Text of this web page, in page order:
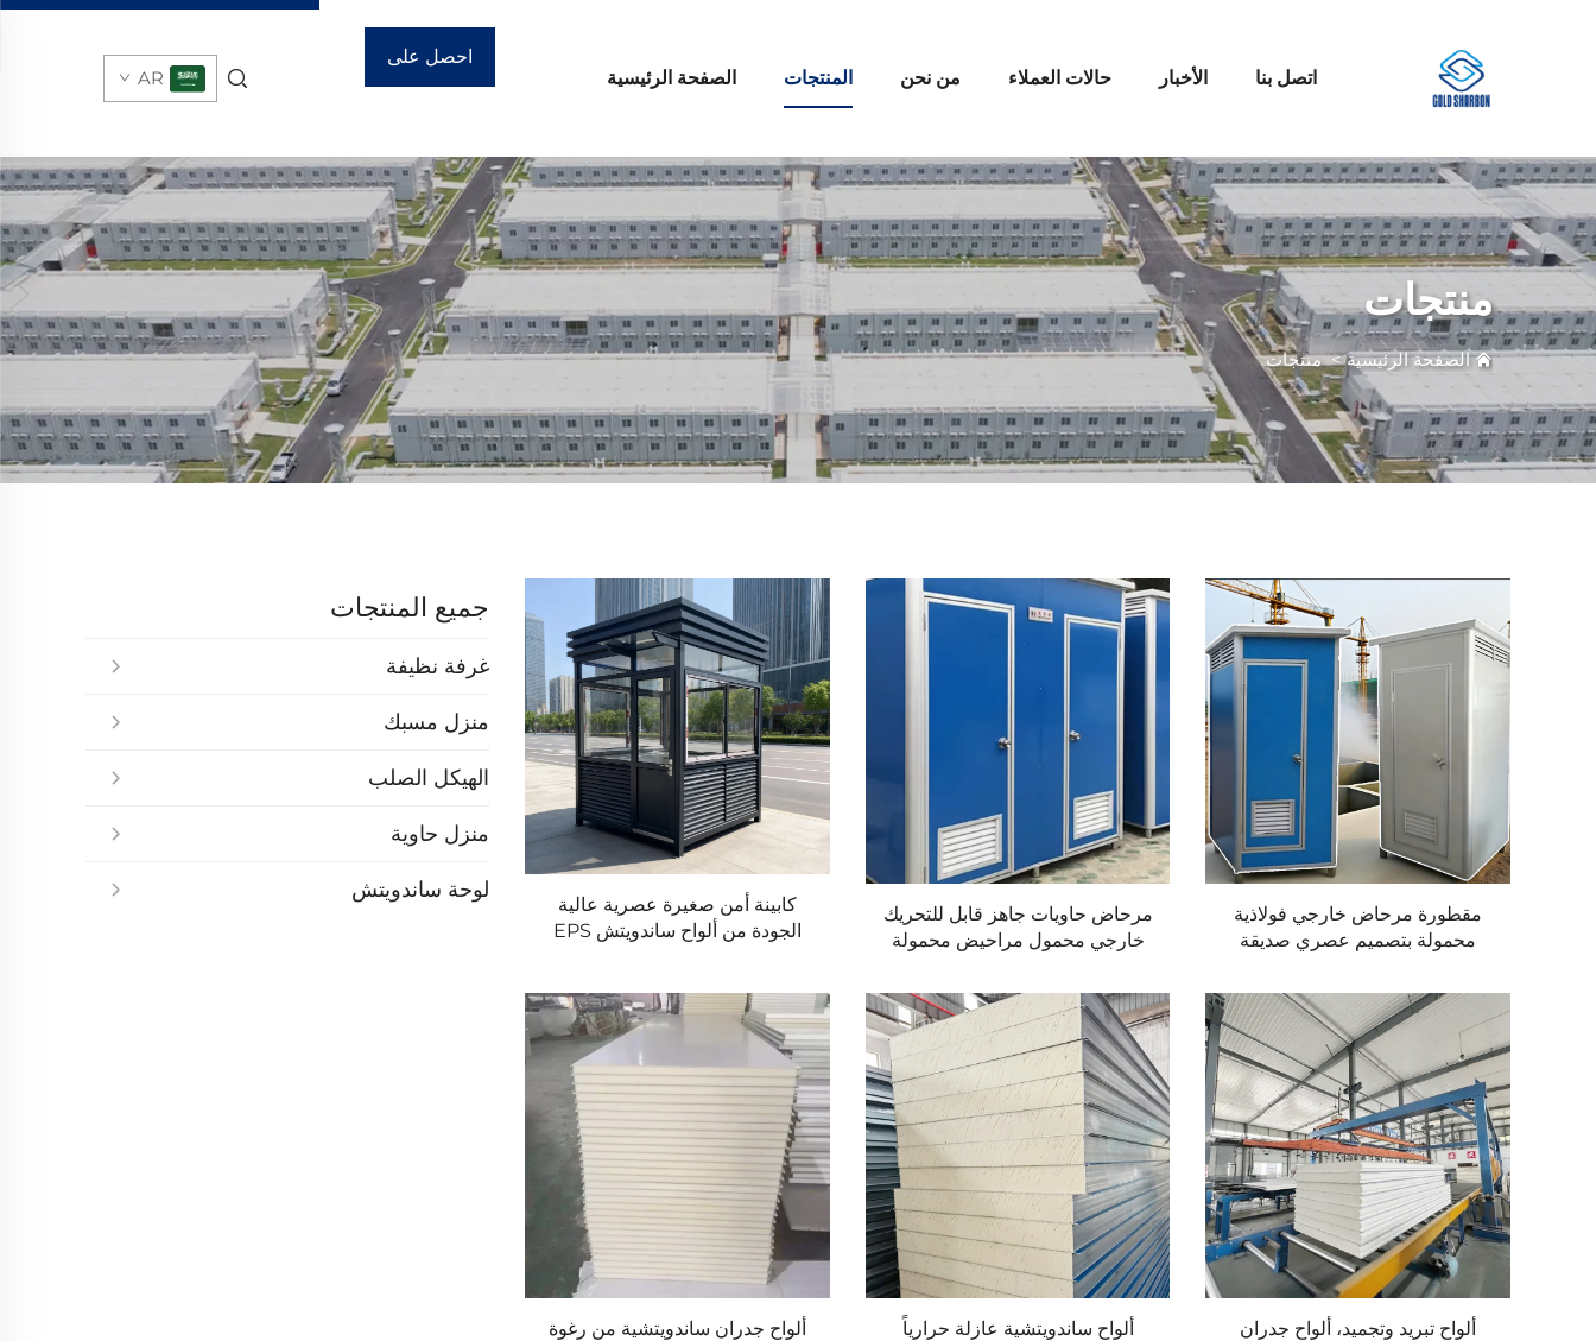
الصفحة الرئيسية المنتجات من نحن حالات العملاء الأخبار اتصل بنا
احصل على
AR
منتجات
الصفحة الرئيسية>منتجات
جميع المنتجات
غرفة نظيفة
منزل مسبك
الهيكل الصلب
منزل حاوية
لوحة ساندويتش
مقطورة مرحاض خارجي فولاذية
محمولة بتصميم عصري صديقة
في المكاتب والشقق قابلة للنقل
مصنوعة في الصين
مرحاض حاويات جاهز قابل للتحريك
خارجي محمول مراحيض محمولة
كابينة أمن صغيرة عصرية عالية
الجودة من ألواح ساندويتش EPS
للبيع
ألواح تبريد وتجميد، ألواح جدران
ألواح ساندويتشية عازلة حرارياً
ألواح جدران ساندويتشية من رغوة